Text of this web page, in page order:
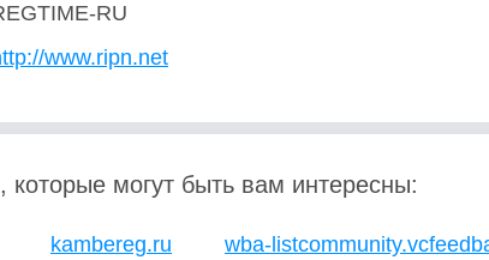
RU
www.ripn.net
могут быть вам интересны:
kambereg.ru wba-